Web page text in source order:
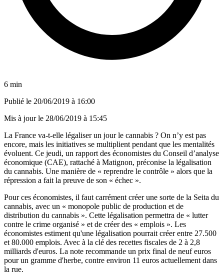
6 min
Publié le 20/06/2019 à 16:00
Mis à jour le 28/06/2019 à 15:45
La France va-t-elle légaliser un jour le cannabis ? On n’y est pas
encore, mais les initiatives se multiplient pendant que les mentalités
évoluent. Ce jeudi, un rapport des économistes du Conseil d’analyse
économique (CAE), rattaché à Matignon, préconise la légalisation
du cannabis. Une manière de « reprendre le contrôle » alors que la
répression a fait la preuve de son « échec ».
Pour ces économistes, il faut carrément créer une sorte de la Seita du
cannabis, avec un « monopole public de production et de
distribution du cannabis ». Cette légalisation permettra de « lutter
contre le crime organisé » et de créer des « emplois ». Les
économistes estiment qu'une légalisation pourrait créer entre 27.500
et 80.000 emplois. Avec à la clé des recettes fiscales de 2 à 2,8
milliards d'euros. La note recommande un prix final de neuf euros
pour un gramme d'herbe, contre environ 11 euros actuellement dans
la rue.